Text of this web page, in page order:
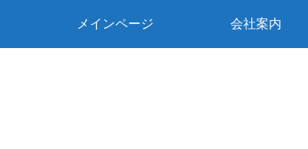
メインページ 会社案内